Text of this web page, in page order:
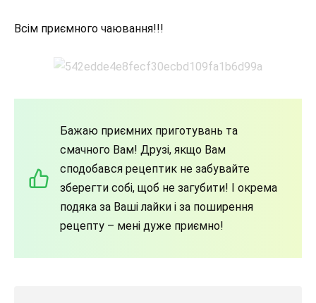
Всім приємного чаювання!!!
Бажаю приємних приготувань та
смачного Вам! Друзі, якщо Вам
сподобався рецептик не забувайте
зберегти собі, щоб не загубити! І окрема
подяка за Ваші лайки і за поширення
рецепту – мені дуже приємно!